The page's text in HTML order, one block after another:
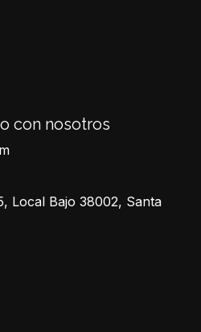
con nosotros
Local Bajo 38002, Santa